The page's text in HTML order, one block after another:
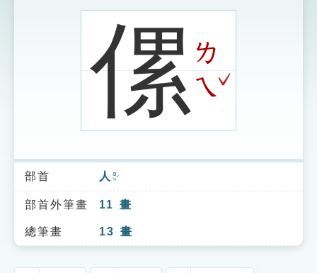
索引選單
知識索引
單字索引
示
傫ㄌ
ㄟ ˇ
部首 人 ㄖㄣˊ
部首外筆畫 11 畫
總筆畫 13 畫